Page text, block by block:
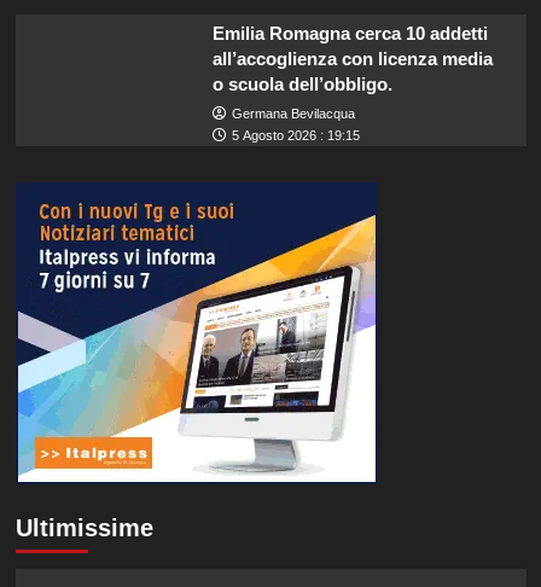
Emilia Romagna cerca 10 addetti
all’accoglienza con licenza media
o scuola dell’obbligo.
Germana Bevilacqua
5 Agosto 2026 : 19:15
Ultimissime